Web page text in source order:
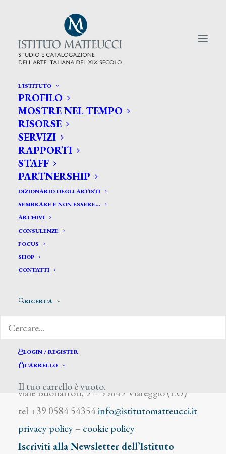
L’ISTITUTO
PROFILO
MOSTRE NEL TEMPO
RISORSE
SERVIZI
RAPPORTI
STAFF
PARTNERSHIP
DIZIONARIO DEGLI ARTISTI
SEMBRARE E NON ESSERE…
ARCHIVI
CONSULENZE
FOCUS
SHOP
CONTATTI
RICERCA
LOGIN / REGISTER
CARRELLO
Il tuo carrello è vuoto.
CERCA TRA GLI ARTISTI:
Search
for:
Myrbach Fèlician Baron de
viale Buonarroti, 9 – 55049 Viareggio (LU)
tel +39 0584 54354info@istitutomatteucci.it
privacy policy– cookie policy
Iscriviti alla Newsletter dell’Istituto